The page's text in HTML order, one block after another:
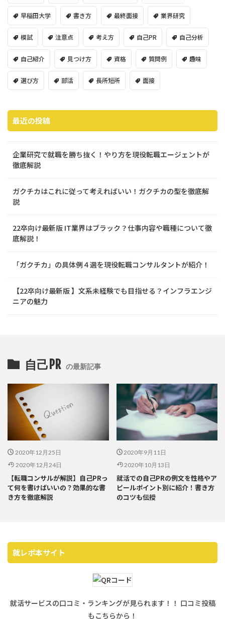
早稲田大学 書き方 最終面接 業界研究
模試 注意点 考え方 自己PR 自己分析
自己紹介 見つけ方 資格 質問例 趣味
選び方 部活 長所短所 面接
最近の投稿
企業研究で就職を勝ち抜く！やり方を現役転職エージェントが
徹底解説
ガクチカはこれに従って考えればいい！ガクチカの型を徹底解
説
22卒向け最新版 IT業界はブラック？仕事内容や職種について徹
底解説！
「ガクチカ」の具体例４選を現役転職コンサルタントが紹介！
【22卒向け最新版 】文系未経験でも目指せる？インフラエンジ
ニアの魅力
自己PR の最新記事
2020年12月25日
2020年12月24日
【転職コンサルが解説】自己PRっ
て何を書けばいいの？効果的な書
き方を徹底解説
2020年9月11日
2020年10月13日
就活での自己PRの例文を性格やア
ピールポイント別に紹介！書き方
のコツも伝授
就レポ本サイト
就活サービスの口コミ・ランキングが見られます！！ 口コミ投稿
もこちらから！